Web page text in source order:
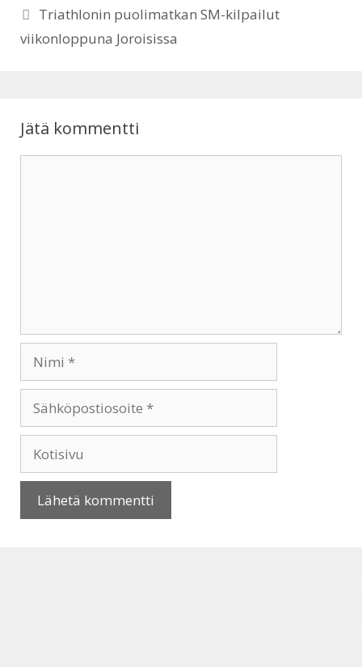
p
o
Triathlonin puolimatkan SM-kilpailut
viikonloppuna Joroisissa
Jätä kommentti